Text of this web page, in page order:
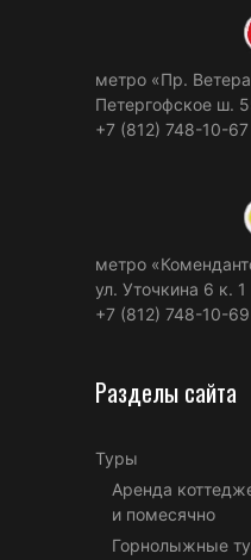
метро «Пр.
Петергофское ш.
+7 (812) 748-10-67
метро
ул. Уточкина 6 к. 1
+7 (812) 748-10-69
Разделы сайта
Туры
Аренда
и помесячно
Горнолыжные